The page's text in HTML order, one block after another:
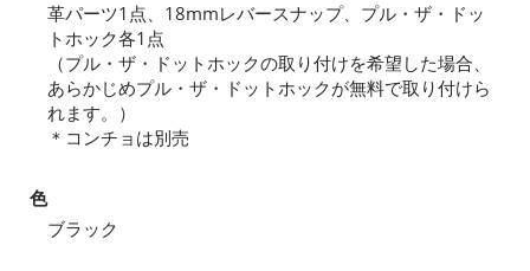
革パーツ1点、18mmレバースナップ、プル・ザ・ドッ
トホック各1点
（プル・ザ・ドットホックの取り付けを希望した場合、
あらかじめプル・ザ・ドットホックが無料で取り付けら
れます。）
＊コンチョは別売
色
ブラック